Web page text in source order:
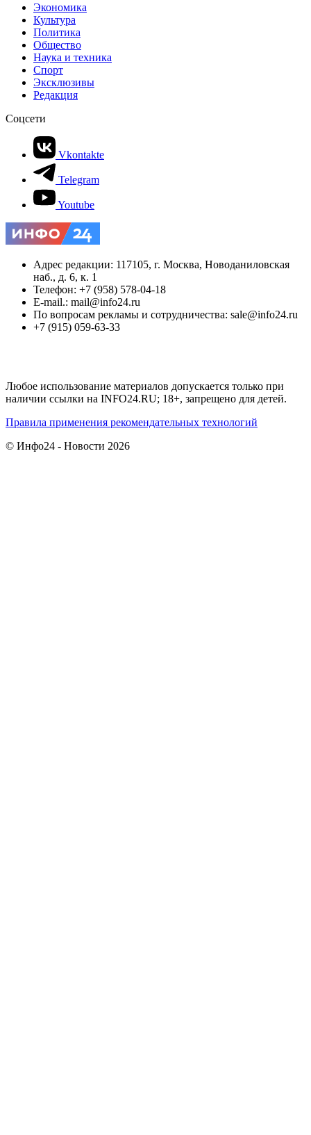
Экономика
Культура
Политика
Общество
Наука и техника
Спорт
Эксклюзивы
Редакция
Соцсети
Vkontakte
Telegram
Youtube
Адрес редакции: 117105, г. Москва, Новоданиловская
наб., д. 6, к. 1
Телефон: +7 (958) 578-04-18
E-mail.: mail@info24.ru
По вопросам рекламы и сотрудничества: sale@info24.ru
+7 (915) 059-63-33
Любое использование материалов допускается только при
наличии ссылки на INFO24.RU; 18+, запрещено для детей.
Правила применения рекомендательных технологий
© Инфо24 - Новости 2026